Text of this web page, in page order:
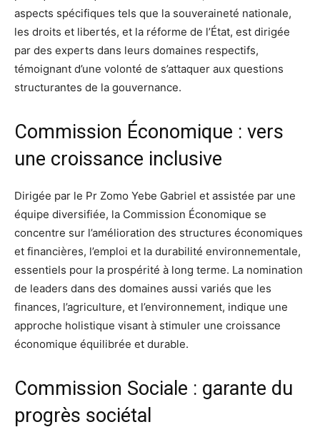
aspects spécifiques tels que la souveraineté nationale,
les droits et libertés, et la réforme de l’État, est dirigée
par des experts dans leurs domaines respectifs,
témoignant d’une volonté de s’attaquer aux questions
structurantes de la gouvernance.
Commission Économique : vers
une croissance inclusive
Dirigée par le Pr Zomo Yebe Gabriel et assistée par une
équipe diversifiée, la Commission Économique se
concentre sur l’amélioration des structures économiques
et financières, l’emploi et la durabilité environnementale,
essentiels pour la prospérité à long terme. La nomination
de leaders dans des domaines aussi variés que les
finances, l’agriculture, et l’environnement, indique une
approche holistique visant à stimuler une croissance
économique équilibrée et durable.
Commission Sociale : garante du
progrès sociétal